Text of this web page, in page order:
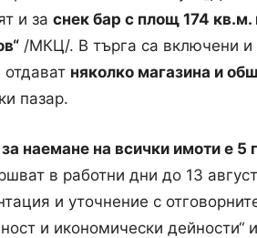
и за снек бар с площ 174
/МКЦ/. В търга са включени и
няколко магазина и
пазар.
наемане на всички имоти е 5
в работни дни до 13
и уточнение с
и икономически дейности“